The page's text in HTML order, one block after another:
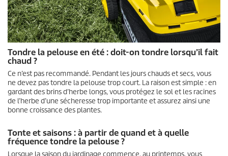
Tondre la pelouse en été : doit-on tondre lorsqu’il fait
chaud ?
Ce n’est pas recommandé. Pendant les jours chauds et secs, vous
ne devez pas tondre la pelouse trop court. La raison est simple : en
gardant des brins d’herbe longs, vous protégez le sol et les racines
de l’herbe d’une sécheresse trop importante et assurez ainsi une
bonne croissance des plantes.
Tonte et saisons : à partir de quand et à quelle
fréquence tondre la pelouse ?
Lorsque la saison du jardinage commence, au printemps, vous